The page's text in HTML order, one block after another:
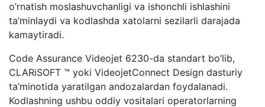
o’rnatish moslashuvchanligi va ishonchli ishlashini
ta’minlaydi va kodlashda xatolarni sezilarli darajada
kamaytiradi.
Code Assurance Videojet 6230-da standart bo’lib,
CLARiSOFT ™ yoki VideojetConnect Design dasturiy
ta’minotida yaratilgan andozalardan foydalanadi.
Kodlashning ushbu oddiy vositalari operatorlarning